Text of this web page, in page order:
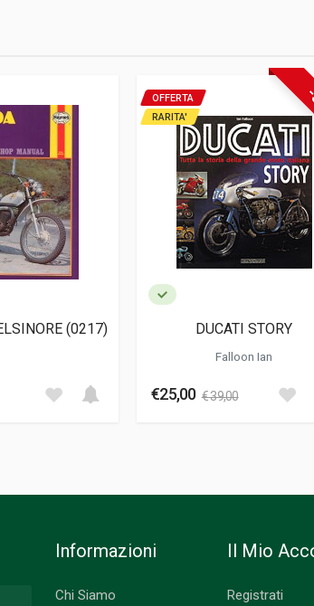
HONDA 250 ELSINORE (0217)
-
OFFERTA
RARITA'
DUCATI STORY
Falloon Ian
€25,00 € 39,00
Informazioni
Chi Siamo
Il Mio
Registrati